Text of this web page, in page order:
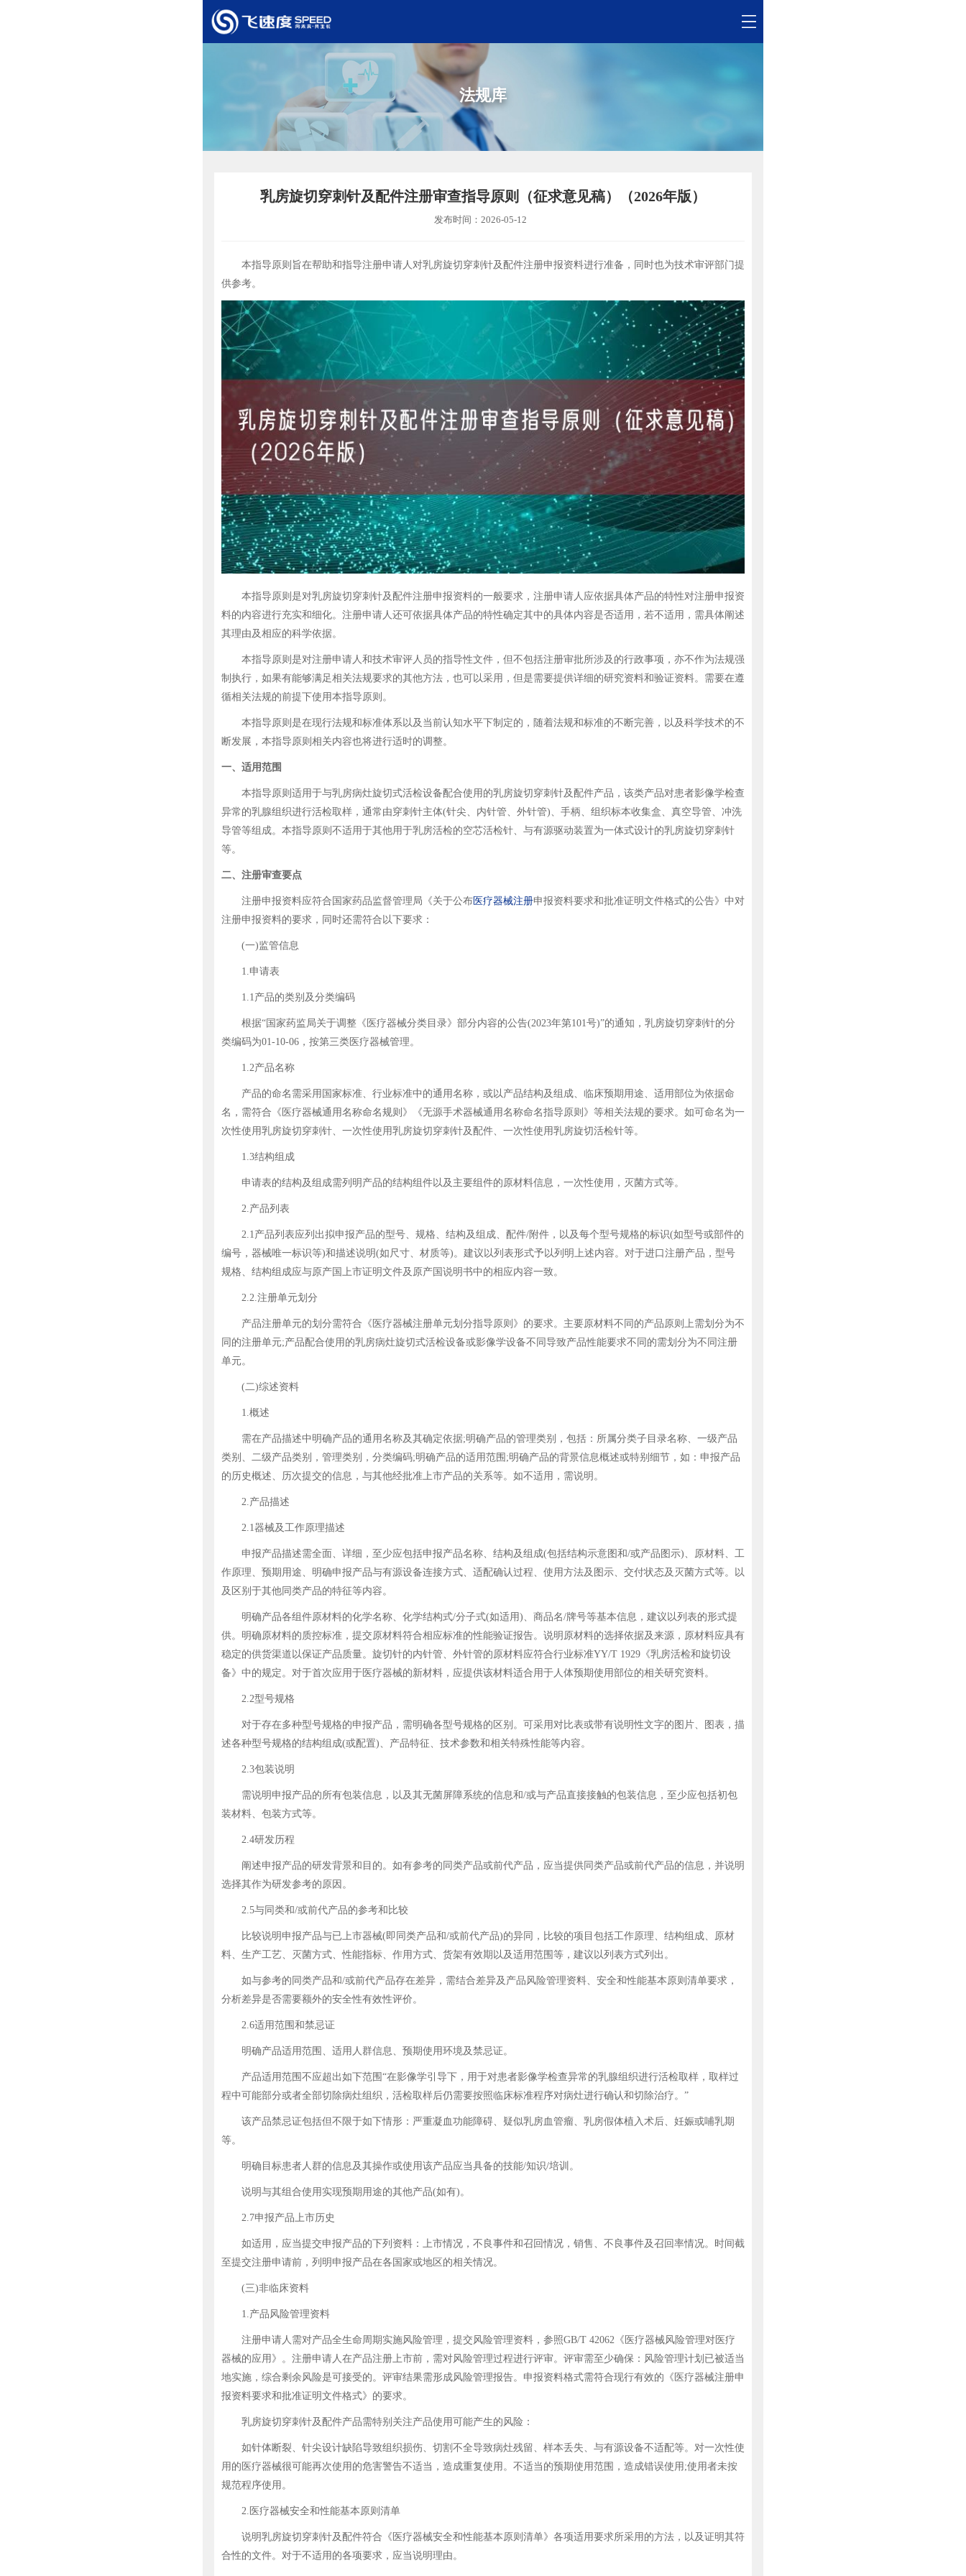
法规库
乳房旋切穿刺针及配件注册审查指导原则（征求意见稿）（2026年版）
发布时间：2026-05-12
本指导原则旨在帮助和指导注册申请人对乳房旋切穿刺针及配件注册申报资料进行准备，同时也为技术审评部门提
供参考。
本指导原则是对乳房旋切穿刺针及配件注册申报资料的一般要求，注册申请人应依据具体产品的特性对注册申报资
料的内容进行充实和细化。注册申请人还可依据具体产品的特性确定其中的具体内容是否适用，若不适用，需具体阐述
其理由及相应的科学依据。
本指导原则是对注册申请人和技术审评人员的指导性文件，但不包括注册审批所涉及的行政事项，亦不作为法规强
制执行，如果有能够满足相关法规要求的其他方法，也可以采用，但是需要提供详细的研究资料和验证资料。需要在遵
循相关法规的前提下使用本指导原则。
本指导原则是在现行法规和标准体系以及当前认知水平下制定的，随着法规和标准的不断完善，以及科学技术的不
断发展，本指导原则相关内容也将进行适时的调整。
一、适用范围
本指导原则适用于与乳房病灶旋切式活检设备配合使用的乳房旋切穿刺针及配件产品，该类产品对患者影像学检查
异常的乳腺组织进行活检取样，通常由穿刺针主体(针尖、内针管、外针管)、手柄、组织标本收集盒、真空导管、冲洗
导管等组成。本指导原则不适用于其他用于乳房活检的空芯活检针、与有源驱动装置为一体式设计的乳房旋切穿刺针
等。
二、注册审查要点
注册申报资料应符合国家药品监督管理局《关于公布医疗器械注册申报资料要求和批准证明文件格式的公告》中对
注册申报资料的要求，同时还需符合以下要求：
(一)监管信息
1.申请表
1.1产品的类别及分类编码
根据“国家药监局关于调整《医疗器械分类目录》部分内容的公告(2023年第101号)”的通知，乳房旋切穿刺针的分
类编码为01-10-06，按第三类医疗器械管理。
1.2产品名称
产品的命名需采用国家标准、行业标准中的通用名称，或以产品结构及组成、临床预期用途、适用部位为依据命
名，需符合《医疗器械通用名称命名规则》《无源手术器械通用名称命名指导原则》等相关法规的要求。如可命名为一
次性使用乳房旋切穿刺针、一次性使用乳房旋切穿刺针及配件、一次性使用乳房旋切活检针等。
1.3结构组成
申请表的结构及组成需列明产品的结构组件以及主要组件的原材料信息，一次性使用，灭菌方式等。
2.产品列表
2.1产品列表应列出拟申报产品的型号、规格、结构及组成、配件/附件，以及每个型号规格的标识(如型号或部件的
编号，器械唯一标识等)和描述说明(如尺寸、材质等)。建议以列表形式予以列明上述内容。对于进口注册产品，型号
规格、结构组成应与原产国上市证明文件及原产国说明书中的相应内容一致。
2.2.注册单元划分
产品注册单元的划分需符合《医疗器械注册单元划分指导原则》的要求。主要原材料不同的产品原则上需划分为不
同的注册单元;产品配合使用的乳房病灶旋切式活检设备或影像学设备不同导致产品性能要求不同的需划分为不同注册
单元。
(二)综述资料
1.概述
需在产品描述中明确产品的通用名称及其确定依据;明确产品的管理类别，包括：所属分类子目录名称、一级产品
类别、二级产品类别，管理类别，分类编码;明确产品的适用范围;明确产品的背景信息概述或特别细节，如：申报产品
的历史概述、历次提交的信息，与其他经批准上市产品的关系等。如不适用，需说明。
2.产品描述
2.1器械及工作原理描述
申报产品描述需全面、详细，至少应包括申报产品名称、结构及组成(包括结构示意图和/或产品图示)、原材料、工
作原理、预期用途、明确申报产品与有源设备连接方式、适配确认过程、使用方法及图示、交付状态及灭菌方式等。以
及区别于其他同类产品的特征等内容。
明确产品各组件原材料的化学名称、化学结构式/分子式(如适用)、商品名/牌号等基本信息，建议以列表的形式提
供。明确原材料的质控标准，提交原材料符合相应标准的性能验证报告。说明原材料的选择依据及来源，原材料应具有
稳定的供货渠道以保证产品质量。旋切针的内针管、外针管的原材料应符合行业标准YY/T 1929《乳房活检和旋切设
备》中的规定。对于首次应用于医疗器械的新材料，应提供该材料适合用于人体预期使用部位的相关研究资料。
2.2型号规格
对于存在多种型号规格的申报产品，需明确各型号规格的区别。可采用对比表或带有说明性文字的图片、图表，描
述各种型号规格的结构组成(或配置)、产品特征、技术参数和相关特殊性能等内容。
2.3包装说明
需说明申报产品的所有包装信息，以及其无菌屏障系统的信息和/或与产品直接接触的包装信息，至少应包括初包
装材料、包装方式等。
2.4研发历程
阐述申报产品的研发背景和目的。如有参考的同类产品或前代产品，应当提供同类产品或前代产品的信息，并说明
选择其作为研发参考的原因。
2.5与同类和/或前代产品的参考和比较
比较说明申报产品与已上市器械(即同类产品和/或前代产品)的异同，比较的项目包括工作原理、结构组成、原材
料、生产工艺、灭菌方式、性能指标、作用方式、货架有效期以及适用范围等，建议以列表方式列出。
如与参考的同类产品和/或前代产品存在差异，需结合差异及产品风险管理资料、安全和性能基本原则清单要求，
分析差异是否需要额外的安全性有效性评价。
2.6适用范围和禁忌证
明确产品适用范围、适用人群信息、预期使用环境及禁忌证。
产品适用范围不应超出如下范围“在影像学引导下，用于对患者影像学检查异常的乳腺组织进行活检取样，取样过
程中可能部分或者全部切除病灶组织，活检取样后仍需要按照临床标准程序对病灶进行确认和切除治疗。”
该产品禁忌证包括但不限于如下情形：严重凝血功能障碍、疑似乳房血管瘤、乳房假体植入术后、妊娠或哺乳期
等。
明确目标患者人群的信息及其操作或使用该产品应当具备的技能/知识/培训。
说明与其组合使用实现预期用途的其他产品(如有)。
2.7申报产品上市历史
如适用，应当提交申报产品的下列资料：上市情况，不良事件和召回情况，销售、不良事件及召回率情况。时间截
至提交注册申请前，列明申报产品在各国家或地区的相关情况。
(三)非临床资料
1.产品风险管理资料
注册申请人需对产品全生命周期实施风险管理，提交风险管理资料，参照GB/T 42062《医疗器械风险管理对医疗
器械的应用》。注册申请人在产品注册上市前，需对风险管理过程进行评审。评审需至少确保：风险管理计划已被适当
地实施，综合剩余风险是可接受的。评审结果需形成风险管理报告。申报资料格式需符合现行有效的《医疗器械注册申
报资料要求和批准证明文件格式》的要求。
乳房旋切穿刺针及配件产品需特别关注产品使用可能产生的风险：
如针体断裂、针尖设计缺陷导致组织损伤、切割不全导致病灶残留、样本丢失、与有源设备不适配等。对一次性使
用的医疗器械很可能再次使用的危害警告不适当，造成重复使用。不适当的预期使用范围，造成错误使用;使用者未按
规范程序使用。
2.医疗器械安全和性能基本原则清单
说明乳房旋切穿刺针及配件符合《医疗器械安全和性能基本原则清单》各项适用要求所采用的方法，以及证明其符
合性的文件。对于不适用的各项要求，应当说明理由。